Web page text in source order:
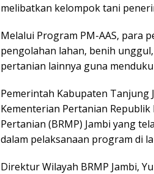
melibatkan kelompok tani
Melalui Program PM-AAS, para
pengolahan lahan, benih
pertanian lainnya guna
Pemerintah Kabupaten Tanjung
Kementerian Pertanian
Pertanian (BRMP) Jambi yang
dalam pelaksanaan program di
Direktur Wilayah BRMP Jambi,